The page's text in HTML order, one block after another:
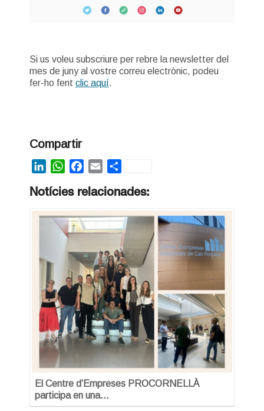
Si us voleu subscriure per rebre la newsletter del
mes de juny al vostre correu electrònic, podeu
fer-ho fent clic aquí.
Compartir
LinkedInWhatsAppFacebook
EmailShare
Notícies relacionades:
El Centre d’Empreses PROCORNELLÀ
participa en una…